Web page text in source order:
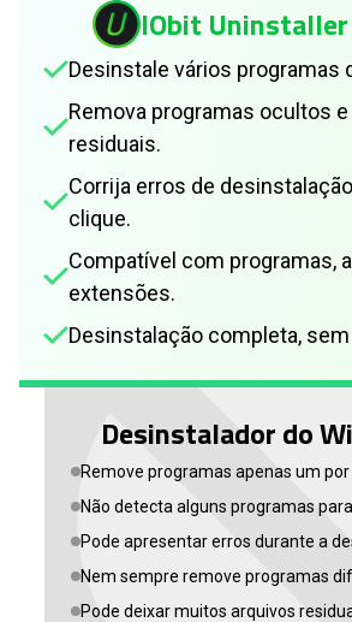
IObit Uninstaller
Desinstale vários programas
Remova programas ocultos
residuais.
Corrija erros de
clique.
Compatível com programas,
extensões.
Desinstalação completa,
Desinstalador do
Remove programas apenas um por
Não detecta alguns programas
Pode apresentar erros durante a
Nem sempre remove programas
Pode deixar muitos arquivos